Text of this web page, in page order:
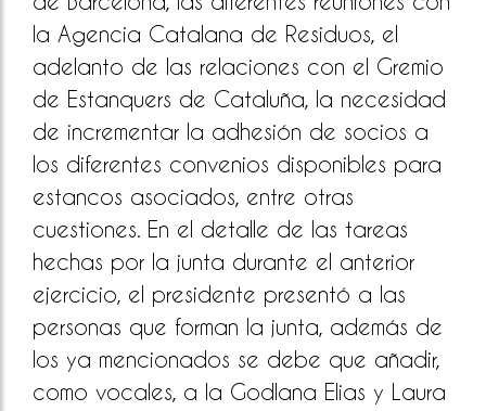
la Agencia Catalana de Residuos, el
adelanto de las relaciones con el Gremio
de Estanquers de Cataluña, la necesidad
de incrementar la adhesión de socios a
los diferentes convenios disponibles para
estancos asociados, entre otras
cuestiones. En el detalle de las tareas
hechas por la junta durante el anterior
ejercicio, el presidente presentó a las
personas que forman la junta, además de
los ya mencionados se debe que añadir,
como vocales, a la Godlana Elias y Laura